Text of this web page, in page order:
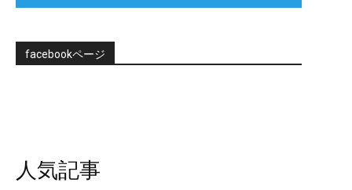
facebookページ
人気記事